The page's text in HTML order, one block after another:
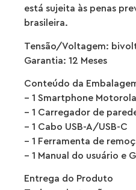
está sujeita às penas
brasileira.
Tensão/Voltagem:
Garantia: 12 Meses
Conteúdo da
– 1 Smartphone
– 1 Carregador de
– 1 Cabo USB-A/USB-C
– 1 Ferramenta de
– 1 Manual do usuário e
Entrega do Produto